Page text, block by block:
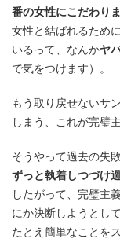
番の女性にこだわりま
女性と結ばれるため
いるって、なんかヤ
で気をつけます）。
もう取り戻せないサ
しまう、これが完璧
そうやって過去の失
ずっと執着しつづけ
したがって、完璧主
にか決断しようとし
たとえ簡単なことを